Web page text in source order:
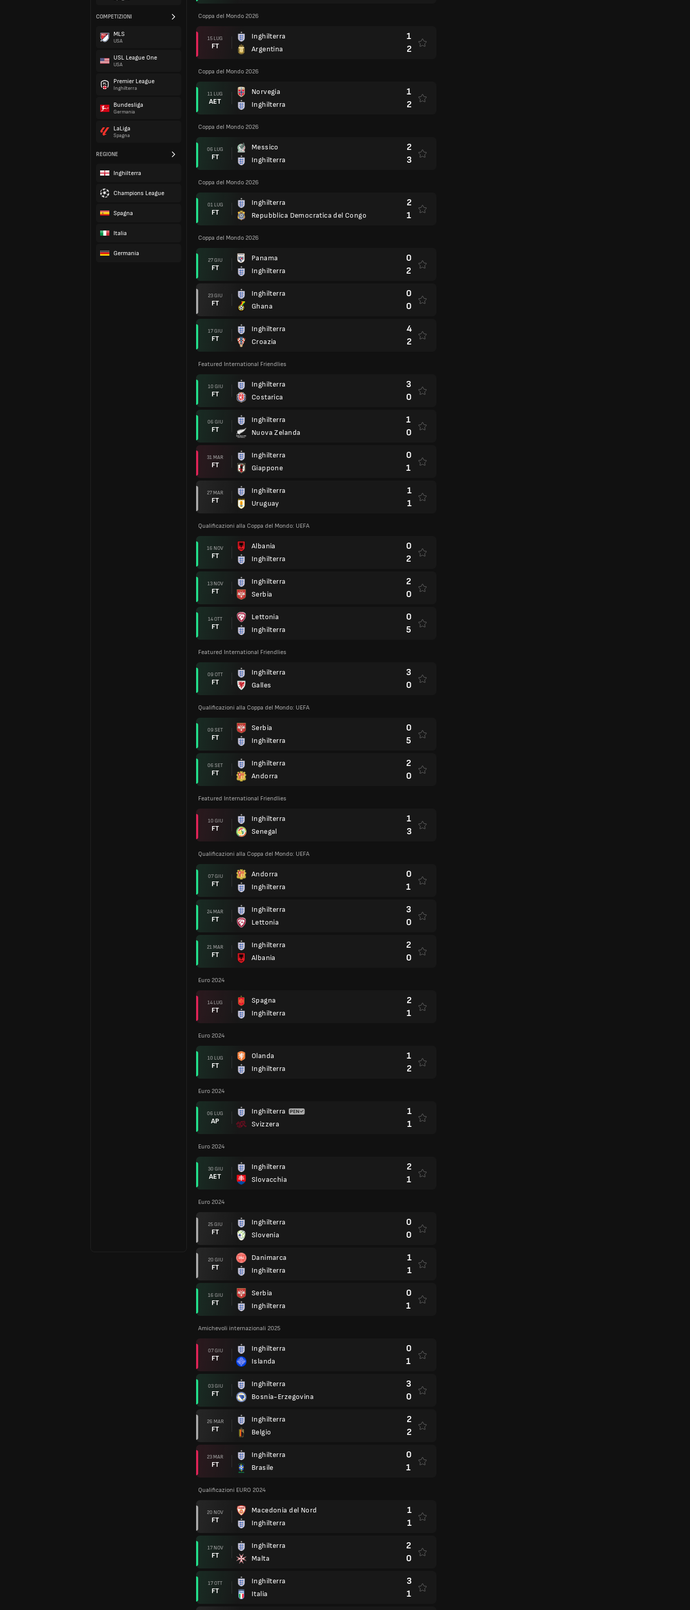
COMPETIZIONI
MLS
USA
USL League One
USA
Premier League
Inghilterra
Bundesliga
Germania
LaLiga
Spagna
REGIONE
Inghilterra
Champions League
Spagna
Italia
Germania
Coppa del Mondo 2026
15 LUG
FT
Inghilterra
Argentina
1
2
Coppa del Mondo 2026
11 LUG
AET
Norvegia
Inghilterra
1
2
Coppa del Mondo 2026
06 LUG
FT
Messico
Inghilterra
2
3
Coppa del Mondo 2026
01 LUG
FT
Inghilterra
Repubblica Democratica del Congo
2
1
Coppa del Mondo 2026
27 GIU
FT
Panama
Inghilterra
0
2
23 GIU
FT
Inghilterra
Ghana
0
0
17 GIU
FT
Inghilterra
Croazia
4
2
Featured International Friendlies
10 GIU
FT
Inghilterra
Costarica
3
0
06 GIU
FT
Inghilterra
Nuova Zelanda
1
0
31 MAR
FT
Inghilterra
Giappone
0
1
27 MAR
FT
Inghilterra
Uruguay
1
1
Qualificazioni alla Coppa del Mondo: UEFA
16 NOV
FT
Albania
Inghilterra
0
2
13 NOV
FT
Inghilterra
Serbia
2
0
14 OTT
FT
Lettonia
Inghilterra
0
5
Featured International Friendlies
09 OTT
FT
Inghilterra
Galles
3
0
Qualificazioni alla Coppa del Mondo: UEFA
09 SET
FT
Serbia
Inghilterra
0
5
06 SET
FT
Inghilterra
Andorra
2
0
Featured International Friendlies
10 GIU
FT
Inghilterra
Senegal
1
3
Qualificazioni alla Coppa del Mondo: UEFA
07 GIU
FT
Andorra
Inghilterra
0
1
24 MAR
FT
Inghilterra
Lettonia
3
0
21 MAR
FT
Inghilterra
Albania
2
0
Euro 2024
14 LUG
FT
Spagna
Inghilterra
2
1
Euro 2024
10 LUG
FT
Olanda
Inghilterra
1
2
Euro 2024
06 LUG
AP
Inghilterra
Svizzera
1
1
Euro 2024
30 GIU
AET
Inghilterra
Slovacchia
2
1
Euro 2024
25 GIU
FT
Inghilterra
Slovenia
0
0
20 GIU
FT
Danimarca
Inghilterra
1
1
16 GIU
FT
Serbia
Inghilterra
0
1
Amichevoli internazionali 2025
07 GIU
FT
Inghilterra
Islanda
0
1
03 GIU
FT
Inghilterra
Bosnia-Erzegovina
3
0
26 MAR
FT
Inghilterra
Belgio
2
2
23 MAR
FT
Inghilterra
Brasile
0
1
Qualificazioni EURO 2024
20 NOV
FT
Macedonia del Nord
Inghilterra
1
1
17 NOV
FT
Inghilterra
Malta
2
0
17 OTT
FT
Inghilterra
Italia
3
1